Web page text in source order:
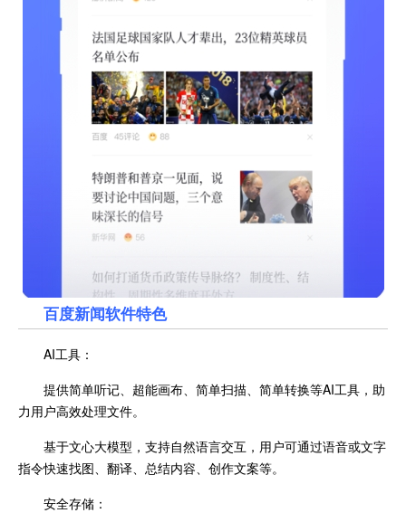
百度新闻软件特色
AI工具：
提供简单听记、超能画布、简单扫描、简单转换等AI工具，助
力用户高效处理文件。
基于文心大模型，支持自然语言交互，用户可通过语音或文字
指令快速找图、翻译、总结内容、创作文案等。
安全存储：